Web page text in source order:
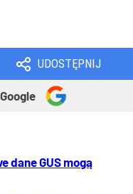
UDOSTĘPNIJ
dane GUS mogą